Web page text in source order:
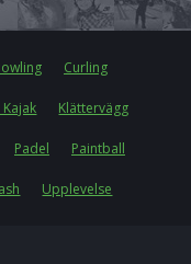
Curling
Klättervägg
Padel Paintball
Upplevelse